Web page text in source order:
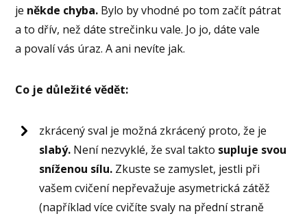
je někde chyba. Bylo by vhodné po tom začít pátrat
a to dřív, než dáte strečinku vale. Jo jo, dáte vale
a povalí vás úraz. A ani nevíte jak.
Co je důležité vědět:
zkrácený sval je možná zkrácený proto, že je
slabý. Není nezvyklé, že sval takto supluje svou
sníženou sílu. Zkuste se zamyslet, jestli při
vašem cvičení nepřevažuje asymetrická zátěž
(například více cvičíte svaly na přední straně